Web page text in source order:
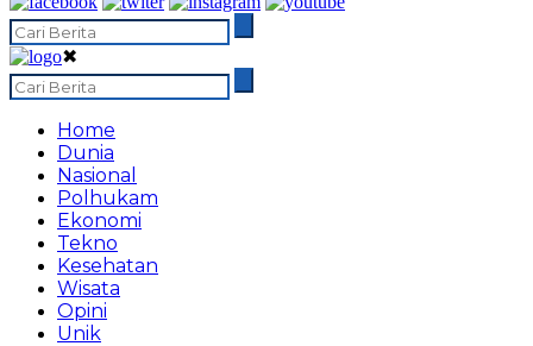
✖
Home
Dunia
Nasional
Polhukam
Ekonomi
Tekno
Kesehatan
Wisata
Opini
Unik